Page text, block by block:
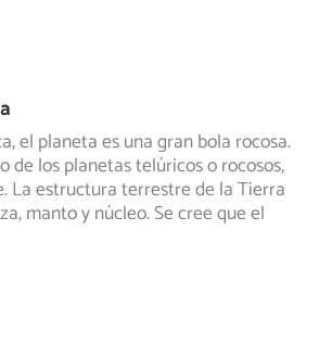
el planeta es una gran bola rocosa.
los planetas telúricos o rocosos,
La estructura terrestre de la Tierra
manto y núcleo. Se cree que el